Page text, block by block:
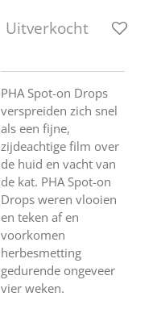
Uitverkocht
PHA Spot-on Drops
verspreiden zich snel
als een fijne,
zijdeachtige film over
de huid en vacht van
de kat. PHA Spot-on
Drops weren vlooien
en teken af ​​en
voorkomen
herbesmetting
gedurende ongeveer
vier weken.